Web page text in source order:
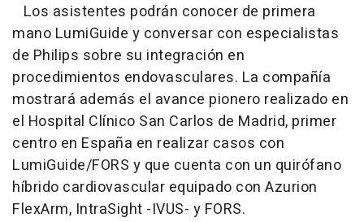
Los asistentes podrán conocer de primera
mano LumiGuide y conversar con especialistas
de Philips sobre su integración en
procedimientos endovasculares. La compañía
mostrará además el avance pionero realizado en
el Hospital Clínico San Carlos de Madrid, primer
centro en España en realizar casos con
LumiGuide/FORS y que cuenta con un quirófano
híbrido cardiovascular equipado con Azurion
FlexArm, IntraSight -IVUS- y FORS.